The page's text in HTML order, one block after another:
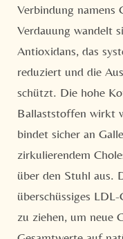
Verbindung namens
Verdauung wandelt
Antioxidans, das
reduziert und die
schützt. Die hohe
Ballaststoffen wirkt
bindet sicher an
zirkulierendem
über den Stuhl aus.
überschüssiges
zu ziehen, um neue